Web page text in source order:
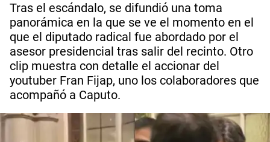
Tras el escándalo, se difundió una toma
panorámica en la que se ve el momento en el
que el diputado radical fue abordado por el
asesor presidencial tras salir del recinto. Otro
clip muestra con detalle el accionar del
youtuber Fran Fijap, uno los colaboradores que
acompañó a Caputo.